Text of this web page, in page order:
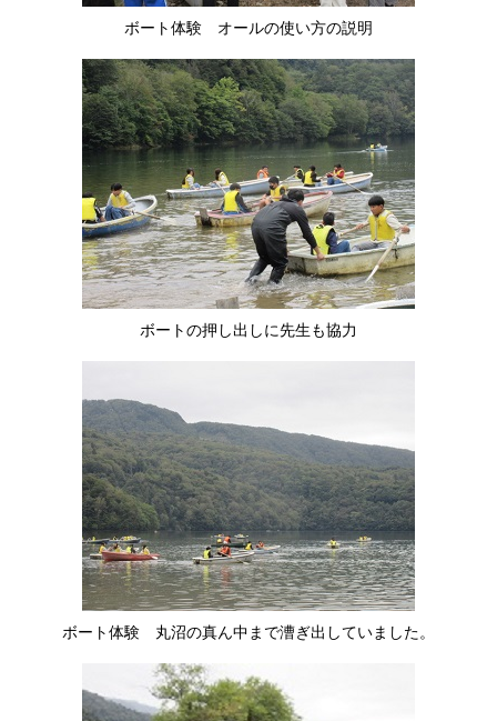
ボート体験 オールの使い方の説明
ボートの押し出しに先生も協力
ボート体験 丸沼の真ん中まで漕ぎ出していました。